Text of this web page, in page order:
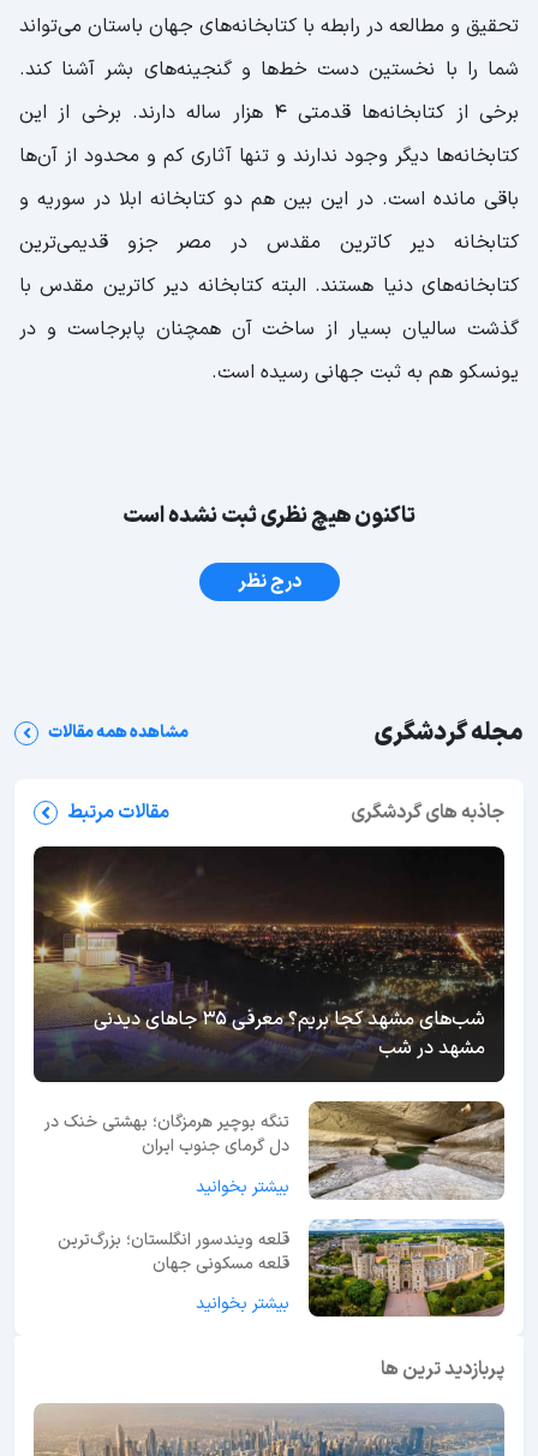
تحقیق و مطالعه در رابطه با کتابخانه‌های جهان باستان می‌تواند
شما را با نخستین دست خط‌ها و گنجینه‌های بشر آشنا کند.
برخی از کتابخانه‌ها قدمتی 4 هزار ساله دارند. برخی از این
کتابخانه‌ها دیگر وجود ندارند و تنها آثاری کم و محدود از آن‌ها
باقی مانده است. در این بین هم دو کتابخانه ابلا در سوریه و
کتابخانه دیر کاترین مقدس در مصر جزو قدیمی‌ترین
کتابخانه‌های دنیا هستند. البته کتابخانه دیر کاترین مقدس با
گذشت سالیان بسیار از ساخت آن همچنان پابرجاست و در
یونسکو هم به ثبت جهانی رسیده است.
تاکنون هیچ نظری ثبت نشده است
درج نظر
مجله گردشگری مشاهده همه مقالات
جاذبه های گردشگری مقالات مرتبط
شب‌های مشهد کجا بریم؟ معرفی 35 جاهای دیدنی
مشهد در شب
تنگه بوچیر هرمزگان؛ بهشتی خنک در
دل گرمای جنوب ایران
بیشتر بخوانید
قلعه ویندسور انگلستان؛ بزرگ‌ترین
قلعه مسکونی جهان
بیشتر بخوانید
پربازدید ترین ها